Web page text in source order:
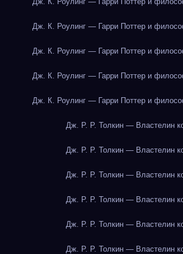
Дж. К. Роулинг — Гарри Поттер и
Дж. К. Роулинг — Гарри Поттер и
Дж. К. Роулинг — Гарри Поттер и
Дж. К. Роулинг — Гарри Поттер и
Дж. Р. Р. Толкин — Властелин
Дж. Р. Р. Толкин — Властелин
Дж. Р. Р. Толкин — Властелин
Дж. Р. Р. Толкин — Властелин
Дж. Р. Р. Толкин — Властелин
Дж. Р. Р. Толкин — Властелин